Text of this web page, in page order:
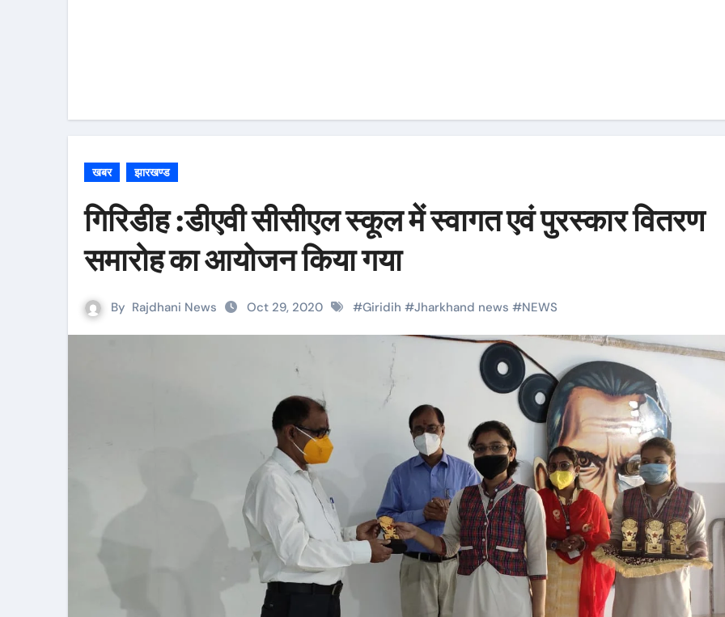
खबर झारखण्ड
गिरिडीह :डीएवी सीसीएल स्कूल में स्वागत एवं पुरस्कार वितरण
समारोह का आयोजन किया गया
By Rajdhani News Oct 29, 2020 #Giridih #Jharkhand news #NEWS